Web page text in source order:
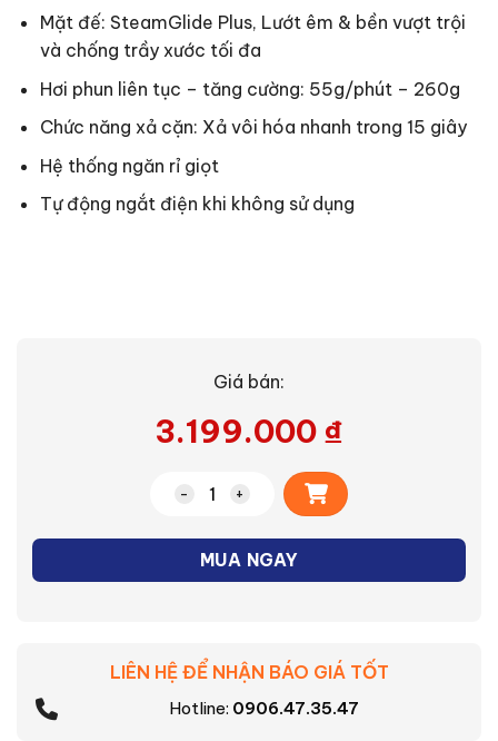
Mặt đế: SteamGlide Plus, Lướt êm & bền vượt trội
và chống trầy xước tối đa
Hơi phun liên tục – tăng cường: 55g/phút – 260g
Chức năng xả cặn: Xả vôi hóa nhanh trong 15 giây
Hệ thống ngăn rỉ giọt
Tự động ngắt điện khi không sử dụng
Giá bán:
3.199.000 ₫
Bàn ủi hơi nước Philips DST7510/80 số
MUA NGAY
Alternative:
LIÊN HỆ ĐỂ NHẬN BÁO GIÁ TỐT
Hotline: 0906.47.35.47